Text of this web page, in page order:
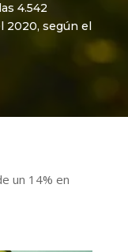
4.542
2020, según el
un 14% en